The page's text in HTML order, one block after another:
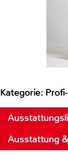
Kategorie:
Ausstattung